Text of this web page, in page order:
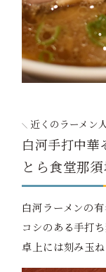
近くのラーメン
白河手打中華
とら食堂那
白河ラーメンの
コシのある手打
卓上には刻み玉ね